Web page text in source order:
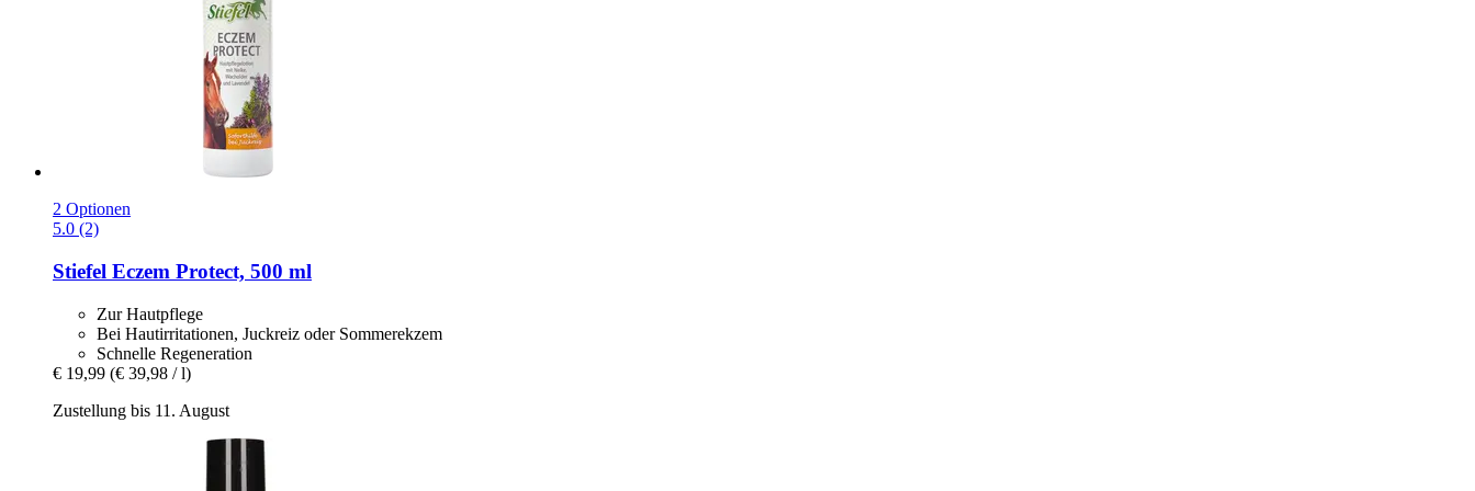
2 Optionen
5.0 (2)
Stiefel Eczem Protect, 500 ml
Zur Hautpflege
Bei Hautirritationen, Juckreiz oder Sommerekzem
Schnelle Regeneration
€ 19,99 (€ 39,98 / l)
Zustellung bis 11. August